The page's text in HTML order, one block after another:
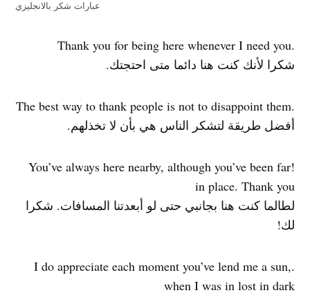
عبارات شكر بالانجليزي
.Thank you for being here whenever I need you
شكرا لأنك كنت هنا دائما متى احتجتك.
.The best way to thank people is not to disappoint them
أفضل طريقة لتشكر الناس هي بأن لا تخذلهم.
!You’ve always here nearby, although you’ve been far
in place. Thank you
لطالما كنت هنا بجانبي حتى لو أبعدتنا المسافات. شكرا
لك!
.I do appreciate each moment you’ve lend me a sun,
when I was in lost in dark